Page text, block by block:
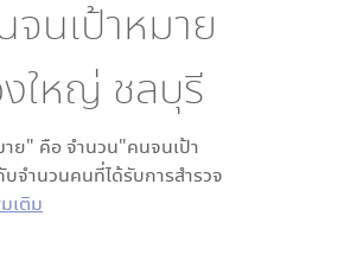
นเป้าหมาย
ใหญ่ ชลบุรี
ย" คือ จำนวน"คนจนเป้า
จำนวนคนที่ได้รับการสำรวจ
เติม